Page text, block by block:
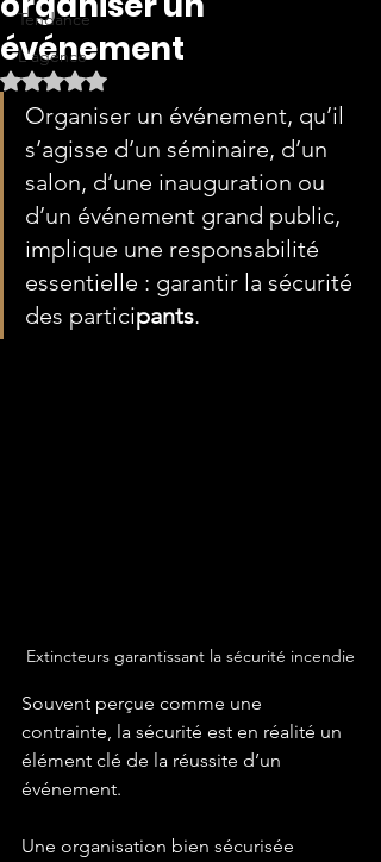
Tendance
L'agence
événement
Noté NaN étoiles sur 5.
Organiser un événement, qu’il
s’agisse d’un séminaire, d’un
salon, d’une inauguration ou
d’un événement grand public,
implique une responsabilité
essentielle : garantir la sécurité
des participants.
Extincteurs garantissant la sécurité incendie
Souvent perçue comme une
contrainte, la sécurité est en réalité un
élément clé de la réussite d’un
événement.
Une organisation bien sécurisée